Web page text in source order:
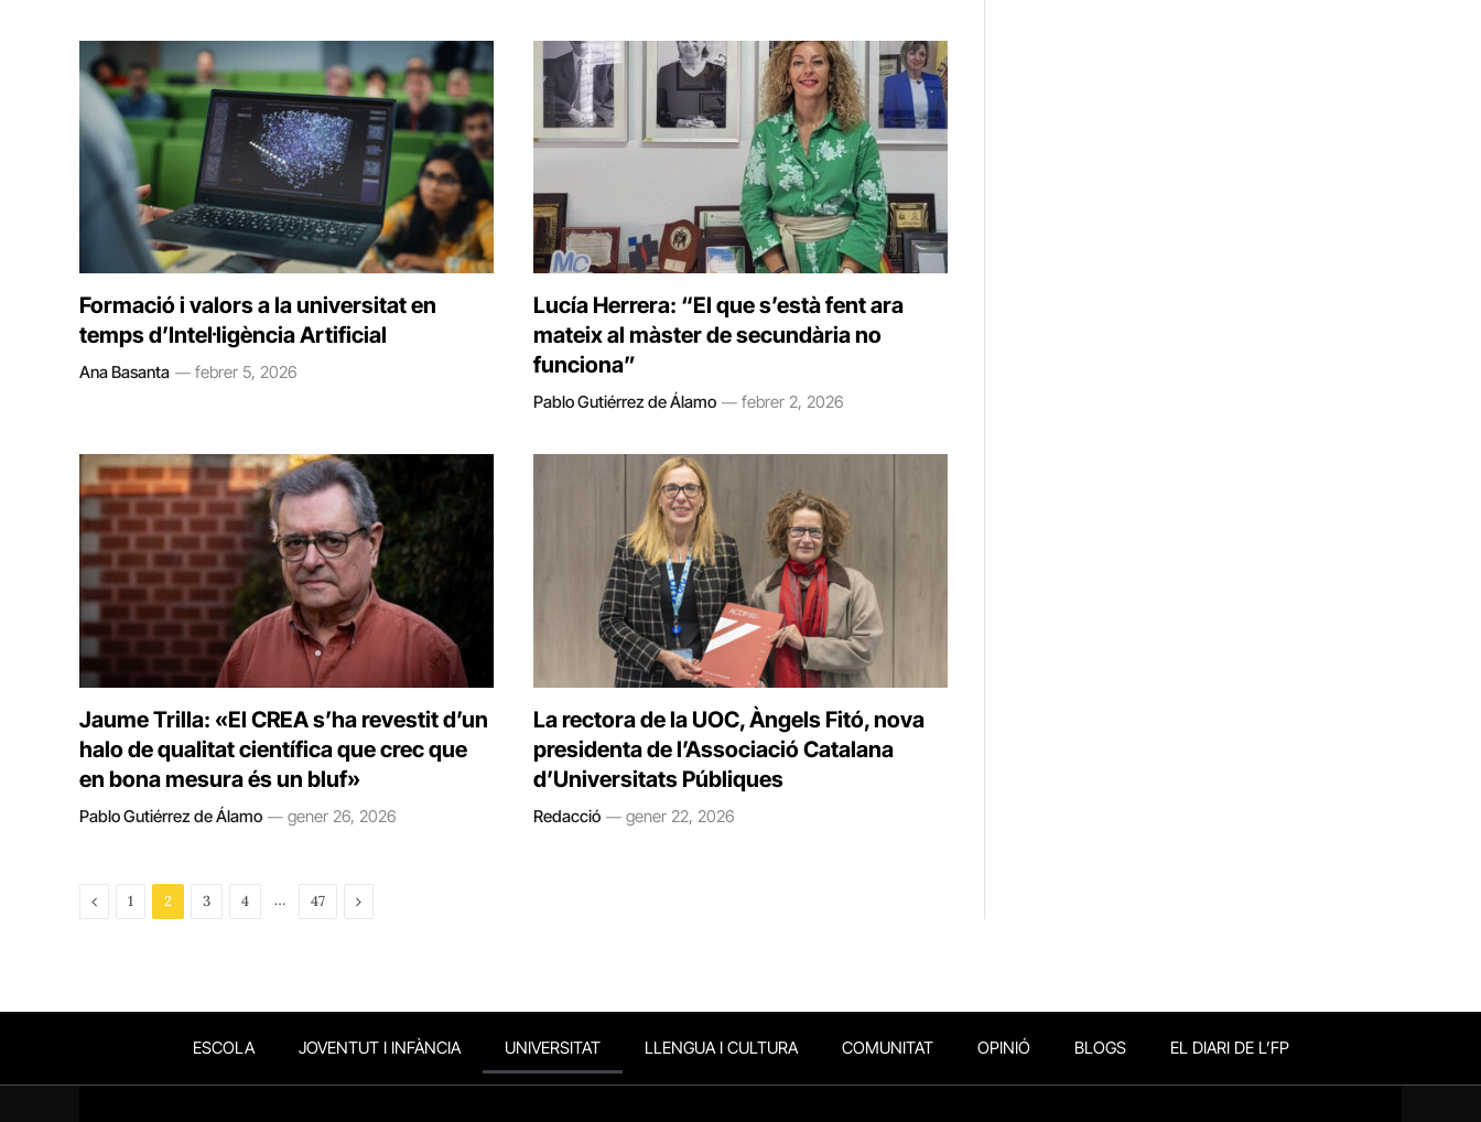
Formació i valors a la universitat en
temps d’Intel·ligència Artificial
Ana Basanta febrer 5, 2026
Lucía Herrera: “El que s’està fent ara
mateix al màster de secundària no
funciona”
Pablo Gutiérrez de Álamo febrer 2, 2026
Jaume Trilla: «El CREA s’ha revestit d’un
halo de qualitat científica que crec que
en bona mesura és un bluf»
Pablo Gutiérrez de Álamo gener 26, 2026
La rectora de la UOC, Àngels Fitó, nova
presidenta de l’Associació Catalana
d’Universitats Públiques
Redacció gener 22, 2026
Previous
1 2 3 4 … 47 Next
ESCOLA JOVENTUT I INFÀNCIA UNIVERSITAT LLENGUA I CULTURA COMUNITAT OPINIÓ BLOGS EL DIARI DE L’FP